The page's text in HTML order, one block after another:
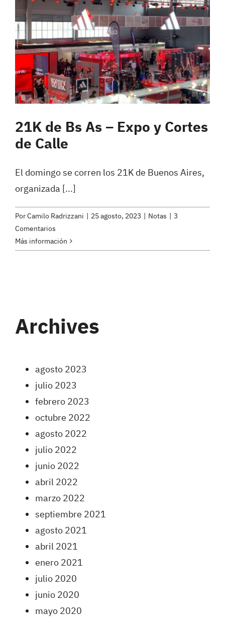
21K de Bs As – Expo y Cortes
de Calle
El domingo se corren los 21K de Buenos Aires,
organizada [...]
PorCamilo Radrizzani 25 agosto, 2023 Notas
3
Comentarios
Más información
Archives
agosto 2023
julio 2023
febrero 2023
octubre 2022
agosto 2022
julio 2022
junio 2022
abril 2022
marzo 2022
septiembre 2021
agosto 2021
abril 2021
enero 2021
julio 2020
junio 2020
mayo 2020